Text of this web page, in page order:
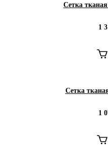
Сетка
1
Сетка
1